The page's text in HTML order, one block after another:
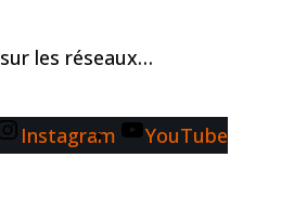
sur les réseaux…
Instagram YouTube